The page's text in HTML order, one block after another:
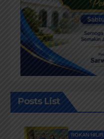
Posts List
ROKAN HILIR